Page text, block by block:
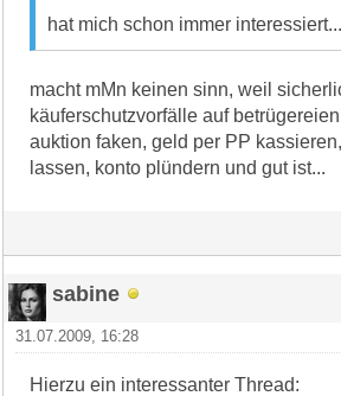
hat mich schon immer interessiert...
macht mMn keinen sinn, weil
käuferschutzvorfälle auf
auktion faken, geld per PP
lassen, konto plündern und gut ist...
sabine
31.07.2009, 16:28
Hierzu ein interessanter Thread: